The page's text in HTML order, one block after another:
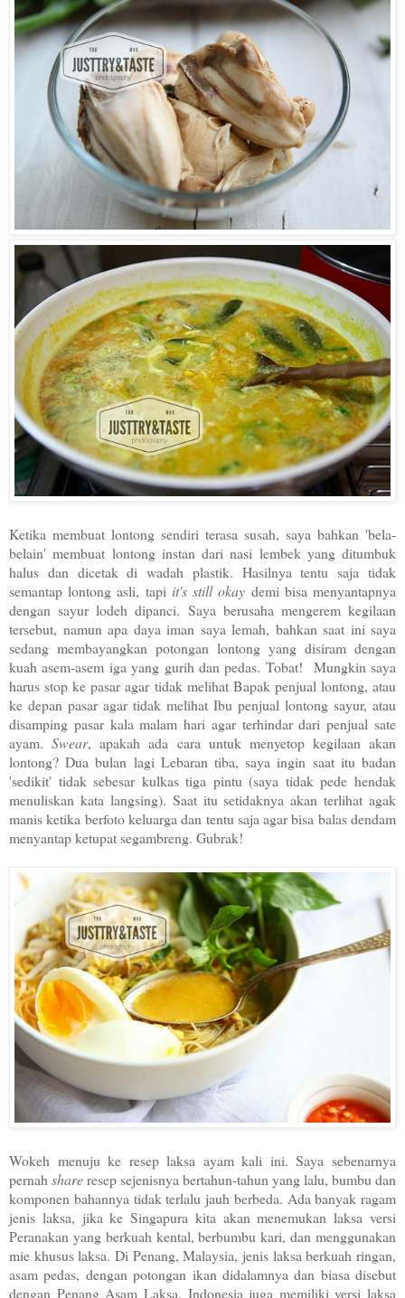
Ketika membuat lontong sendiri terasa susah, saya bahkan 'bela-
belain' membuat lontong instan dari nasi lembek yang ditumbuk
halus dan dicetak di wadah plastik. Hasilnya tentu saja tidak
semantap lontong asli, tapi it's still okay demi bisa menyantapnya
dengan sayur lodeh dipanci. Saya berusaha mengerem kegilaan
tersebut, namun apa daya iman saya lemah, bahkan saat ini saya
sedang membayangkan potongan lontong yang disiram dengan
kuah asem-asem iga yang gurih dan pedas. Tobat! Mungkin saya
harus stop ke pasar agar tidak melihat Bapak penjual lontong, atau
ke depan pasar agar tidak melihat Ibu penjual lontong sayur, atau
disamping pasar kala malam hari agar terhindar dari penjual sate
ayam.Swear, apakah ada cara untuk menyetop kegilaan akan
lontong? Dua bulan lagi Lebaran tiba, saya ingin saat itu badan
'sedikit' tidak sebesar kulkas tiga pintu (saya tidak pede hendak
menuliskan kata langsing). Saat itu setidaknya akan terlihat agak
manis ketika berfoto keluarga dan tentu saja agar bisa balas dendam
menyantap ketupat segambreng. Gubrak!
Wokeh menuju ke resep laksa ayam kali ini. Saya sebenarnya
pernahshareresep sejenisnya bertahun-tahun yang lalu, bumbu dan
komponen bahannya tidak terlalu jauh berbeda. Ada banyak ragam
jenis laksa, jika ke Singapura kita akan menemukan laksa versi
Peranakan yang berkuah kental, berbumbu kari, dan menggunakan
mie khusus laksa. Di Penang, Malaysia, jenis laksa berkuah ringan,
asam pedas, dengan potongan ikan didalamnya dan biasa disebut
dengan Penang Asam Laksa. Indonesia juga memiliki versi laksa